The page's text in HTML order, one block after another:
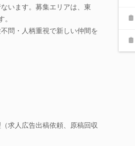
います。募集エリアは、東
問・人柄重視で新しい仲間を
求人広告出稿依頼、原稿回収